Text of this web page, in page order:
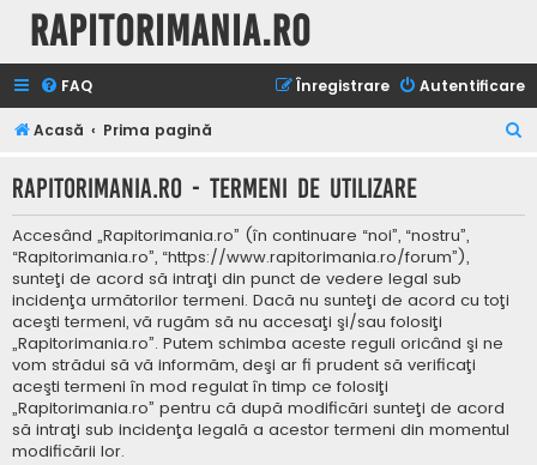
Rapitorimania.ro
FAQ Autentificare
Înregistrare
Acasă Prima pagină
t
Rapitorimania.ro - Termeni de utilizare
Accesând „Rapitorimania.ro” (în continuare “noi”, “nostru”,
“Rapitorimania.ro”, “https://www.rapitorimania.ro/forum”),
sunteţi de acord să intraţi din punct de vedere legal sub
incidenţa următorilor termeni. Dacă nu sunteţi de acord cu toţi
aceşti termeni, vă rugăm să nu accesaţi şi/sau folosiţi
„Rapitorimania.ro”. Putem schimba aceste reguli oricând şi ne
vom strădui să vă informăm, deşi ar fi prudent să verificaţi
aceşti termeni în mod regulat în timp ce folosiţi
„Rapitorimania.ro” pentru că după modificări sunteţi de acord
să intraţi sub incidenţa legală a acestor termeni din momentul
modificării lor.